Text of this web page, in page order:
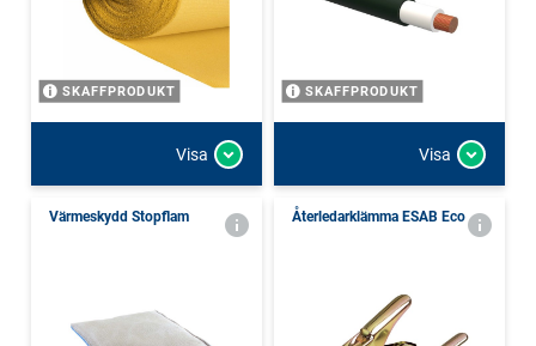
SKAFFPRODUKT
Visa
SKAFFPRODUKT
Visa
Värmeskydd Stopflam Återledarklämma ESAB Eco